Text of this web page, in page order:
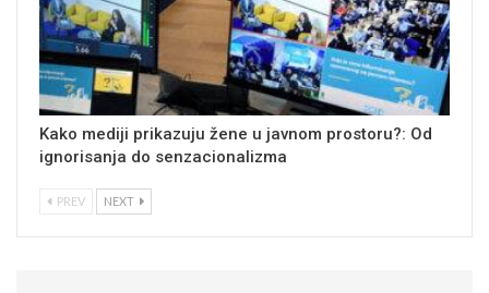
Kako mediji prikazuju žene u javnom prostoru?: Od
ignorisanja do senzacionalizma
PREV NEXT